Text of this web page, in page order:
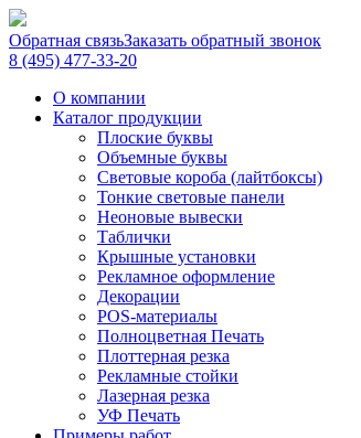
Обратная связьЗаказать обратный звонок
8 (495) 477-33-20
О компании
Каталог продукции
Плоские буквы
Объемные буквы
Световые короба (лайтбоксы)
Тонкие световые панели
Неоновые вывески
Таблички
Крышные установки
Рекламное оформление
Декорации
POS-материалы
Полноцветная Печать
Плоттерная резка
Рекламные стойки
Лазерная резка
УФ Печать